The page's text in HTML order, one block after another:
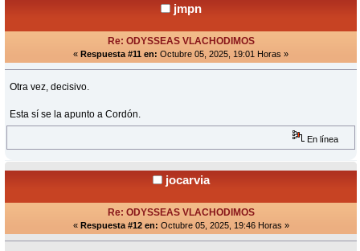
jmpn
Re: ODYSSEAS VLACHODIMOS
« Respuesta #11 en: Octubre 05, 2025, 19:01 Horas »
Otra vez, decisivo.
Esta sí se la apunto a Cordón.
En línea
jocarvia
Re: ODYSSEAS VLACHODIMOS
« Respuesta #12 en: Octubre 05, 2025, 19:46 Horas »